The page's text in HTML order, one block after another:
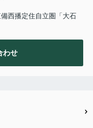
西播定住自立圏「大石
わせ